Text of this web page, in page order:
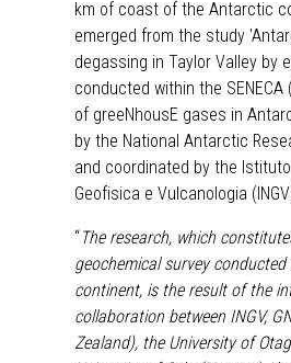
km of coast of the Antarctic
emerged from the study
degassing in Taylor Valley by
conducted within the
of greeNhousE gases in
by the National Antarctic
and coordinated by the
Geofisica e Vulcanologia
“The research, which
geochemical survey
continent, is the result of the
collaboration between INGV,
Zealand), the University of